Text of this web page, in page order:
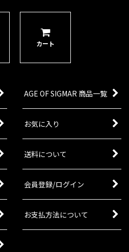
カート
AGE OF SIGMAR 商品一覧
お気に入り
送料について
会員登録/ログイン
お支払方法について